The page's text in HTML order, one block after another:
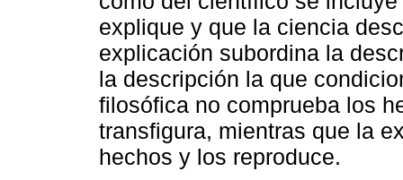
explique y que la ciencia
explicación subordina la
la descripción la que
filosófica no comprueba los
transfigura, mientras que la
hechos y los reproduce.